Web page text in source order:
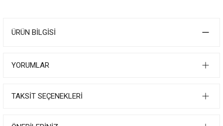
ÜRÜN BILGISI
YORUMLAR
TAKSIT SEÇENEKLERI